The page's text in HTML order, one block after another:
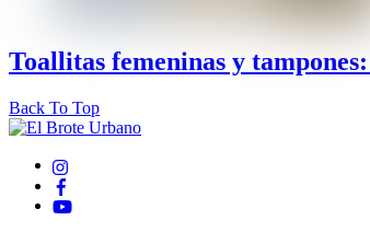
Toallitas femeninas y
Back To Top